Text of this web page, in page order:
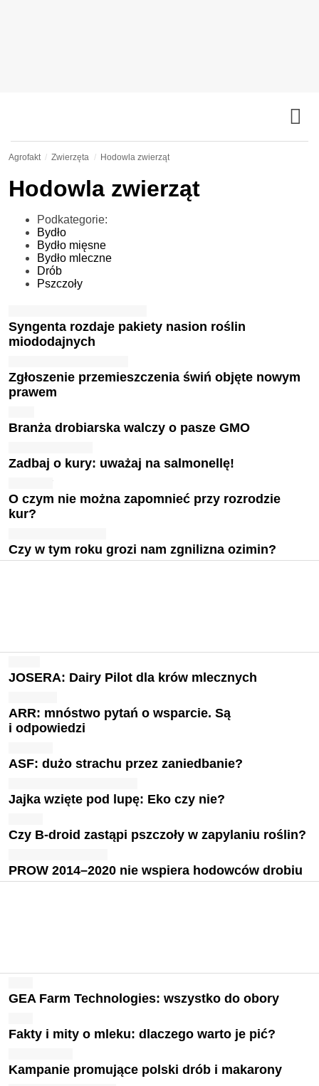
Agrofakt Zwierzęta Hodowla zwierząt
Hodowla zwierząt
Podkategorie:
Bydło
Bydło mięsne
Bydło mleczne
Drób
Pszczoły
Syngenta rozdaje pakiety nasion roślin
miododajnych
Zgłoszenie przemieszczenia świń objęte nowym
prawem
Branża drobiarska walczy o pasze GMO
Zadbaj o kury: uważaj na salmonellę!
O czym nie można zapomnieć przy rozrodzie
kur?
Czy w tym roku grozi nam zgnilizna ozimin?
JOSERA: Dairy Pilot dla krów mlecznych
ARR: mnóstwo pytań o wsparcie. Są
i odpowiedzi
ASF: dużo strachu przez zaniedbanie?
Jajka wzięte pod lupę: Eko czy nie?
Czy B-droid zastąpi pszczoły w zapylaniu roślin?
PROW 2014–2020 nie wspiera hodowców drobiu
GEA Farm Technologies: wszystko do obory
Fakty i mity o mleku: dlaczego warto je pić?
Kampanie promujące polski drób i makarony